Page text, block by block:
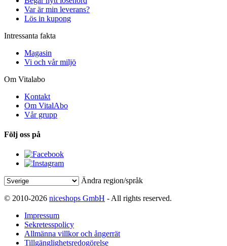
Var är min leverans?
Lös in kupong
Intressanta fakta
Magasin
Vi och vår miljö
Om Vitalabo
Kontakt
Om VitalAbo
Vår grupp
Följ oss på
Ändra region/språk
© 2010-2026 niceshops GmbH - All rights reserved.
Impressum
Sekretesspolicy
Allmänna villkor och ångerrät
Tillgänglighetsredogörelse